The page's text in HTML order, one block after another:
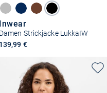
Inwear
Damen Strickjacke LukkaIW
139,99 €